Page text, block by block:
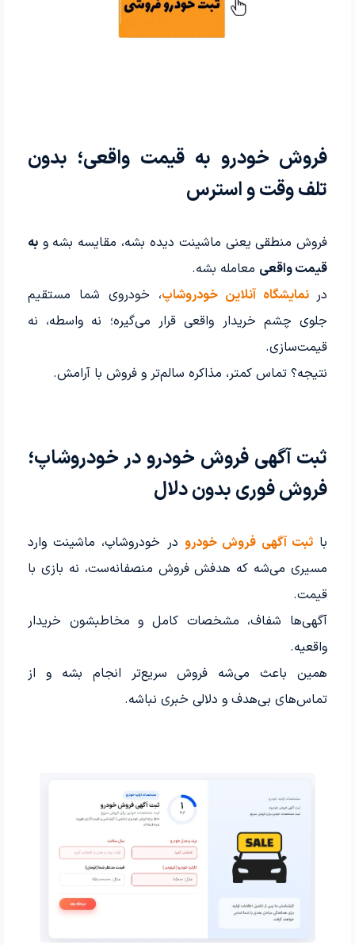
فروش خودرو به قیمت واقعی؛ بدون
تلف وقت و استرس
فروش منطقی یعنی ماشینت دیده بشه، مقایسه بشه وبه
قیمت واقعی معامله بشه.
در نمایشگاه آنلاین خودروشاپ، خودروی شما مستقیم
جلوی چشم خریدار واقعی قرار می‌گیره؛ نه واسطه، نه
قیمت‌سازی.
نتیجه؟ تماس کمتر، مذاکره سالم‌تر و فروش با آرامش.
ثبت آگهی فروش خودرو در خودروشاپ؛
فروش فوری بدون دلال
باثبت آگهی فروش خودرو در خودروشاپ، ماشینت وارد
مسیری می‌شه که هدفش فروش منصفانه‌ست، نه بازی با
قیمت.
آگهی‌ها شفاف، مشخصات کامل و مخاطبشون خریدار
واقعیه.
همین باعث می‌شه فروش سریع‌تر انجام بشه و از
تماس‌های بی‌هدف و دلالی خبری نباشه.